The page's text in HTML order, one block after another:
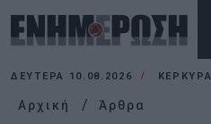
ΔΕΥΤΈΡΑ 10.08.2026 ΚΕΡΚΥΡΑ
Αρχική Άρθρα